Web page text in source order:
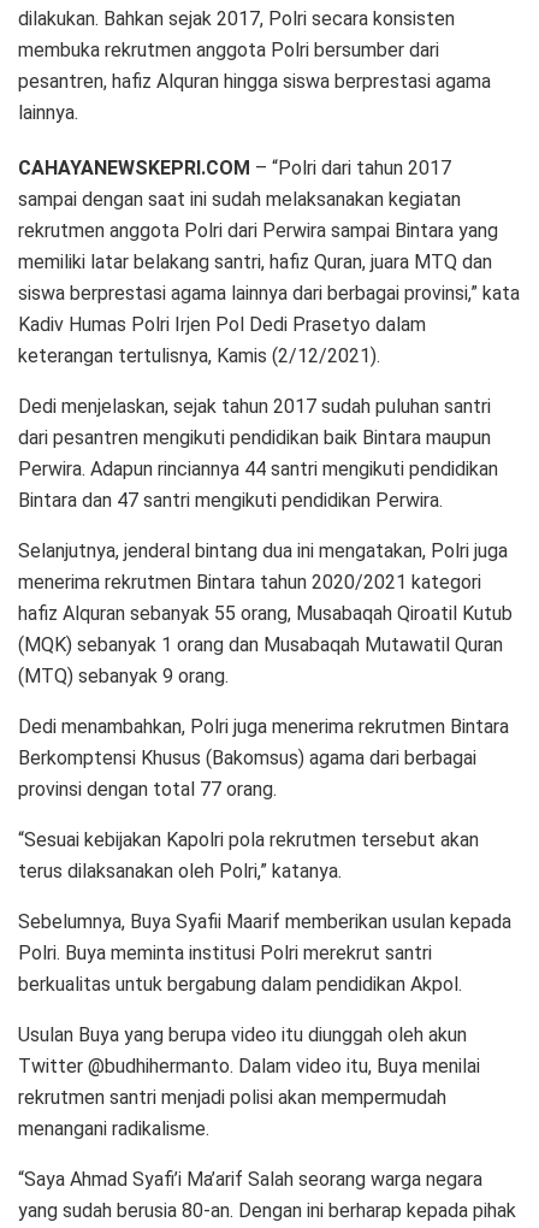
dilakukan. Bahkan sejak 2017, Polri secara konsisten
membuka rekrutmen anggota Polri bersumber dari
pesantren, hafiz Alquran hingga siswa berprestasi agama
lainnya.
CAHAYANEWSKEPRI.COM – “Polri dari tahun 2017
sampai dengan saat ini sudah melaksanakan kegiatan
rekrutmen anggota Polri dari Perwira sampai Bintara yang
memiliki latar belakang santri, hafiz Quran, juara MTQ dan
siswa berprestasi agama lainnya dari berbagai provinsi,” kata
Kadiv Humas Polri Irjen Pol Dedi Prasetyo dalam
keterangan tertulisnya, Kamis (2/12/2021).
Dedi menjelaskan, sejak tahun 2017 sudah puluhan santri
dari pesantren mengikuti pendidikan baik Bintara maupun
Perwira. Adapun rinciannya 44 santri mengikuti pendidikan
Bintara dan 47 santri mengikuti pendidikan Perwira.
Selanjutnya, jenderal bintang dua ini mengatakan, Polri juga
menerima rekrutmen Bintara tahun 2020/2021 kategori
hafiz Alquran sebanyak 55 orang, Musabaqah Qiroatil Kutub
(MQK) sebanyak 1 orang dan Musabaqah Mutawatil Quran
(MTQ) sebanyak 9 orang.
Dedi menambahkan, Polri juga menerima rekrutmen Bintara
Berkomptensi Khusus (Bakomsus) agama dari berbagai
provinsi dengan total 77 orang.
“Sesuai kebijakan Kapolri pola rekrutmen tersebut akan
terus dilaksanakan oleh Polri,” katanya.
Sebelumnya, Buya Syafii Maarif memberikan usulan kepada
Polri. Buya meminta institusi Polri merekrut santri
berkualitas untuk bergabung dalam pendidikan Akpol.
Usulan Buya yang berupa video itu diunggah oleh akun
Twitter @budhihermanto. Dalam video itu, Buya menilai
rekrutmen santri menjadi polisi akan mempermudah
menangani radikalisme.
“Saya Ahmad Syafi’i Ma’arif Salah seorang warga negara
yang sudah berusia 80-an. Dengan ini berharap kepada pihak